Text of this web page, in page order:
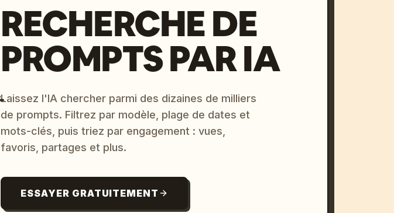
RECHERCHE DE
PROMPTS PAR IA
Laissez l'IA chercher parmi des dizaines de milliers
de prompts. Filtrez par modèle, plage de dates et
mots-clés, puis triez par engagement : vues,
favoris, partages et plus.
ESSAYER GRATUITEMENT